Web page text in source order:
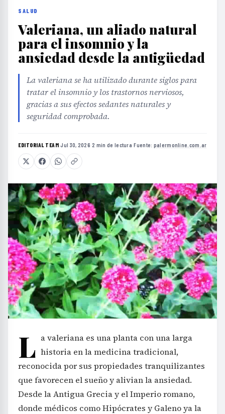
SALUD
Valeriana, un aliado natural
para el insomnio y la
ansiedad desde la antigüedad
La valeriana se ha utilizado durante siglos para
tratar el insomnio y los trastornos nerviosos,
gracias a sus efectos sedantes naturales y
seguridad comprobada.
EDITORIAL TEAM·Jul 30, 2026·2 min de lectura·Fuente: palermonline.com.ar
L a valeriana es una planta con una larga
historia en la medicina tradicional,
reconocida por sus propiedades tranquilizantes
que favorecen el sueño y alivian la ansiedad.
Desde la Antigua Grecia y el Imperio romano,
donde médicos como Hipócrates y Galeno ya la